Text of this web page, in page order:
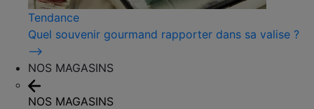
Tendance
Quel souvenir gourmand rapporter dans sa valise ?
⟶
NOS MAGASINS
NOS MAGASINS